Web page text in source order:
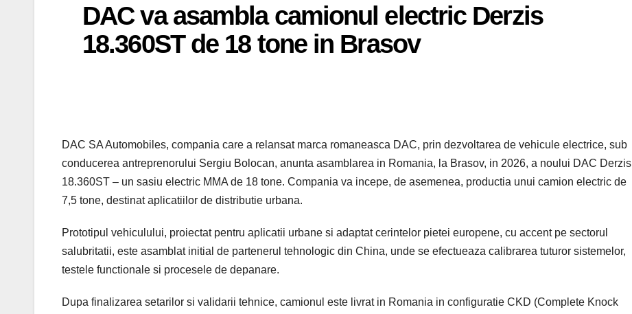
DAC va asambla camionul electric Derzis
18.360ST de 18 tone in Brasov
DAC SA Automobiles, compania care a relansat marca romaneasca DAC, prin dezvoltarea de vehicule electrice, sub
conducerea antreprenorului Sergiu Bolocan, anunta asamblarea in Romania, la Brasov, in 2026, a noului DAC Derzis
18.360ST – un sasiu electric MMA de 18 tone. Compania va incepe, de asemenea, productia unui camion electric de
7,5 tone, destinat aplicatiilor de distributie urbana.
Prototipul vehiculului, proiectat pentru aplicatii urbane si adaptat cerintelor pietei europene, cu accent pe sectorul
salubritatii, este asamblat initial de partenerul tehnologic din China, unde se efectueaza calibrarea tuturor sistemelor,
testele functionale si procesele de depanare.
Dupa finalizarea setarilor si validarii tehnice, camionul este livrat in Romania in configuratie CKD (Complete Knock